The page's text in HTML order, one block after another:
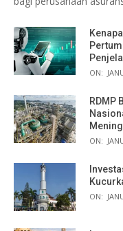
ON:
RDMP
ON:
ON: